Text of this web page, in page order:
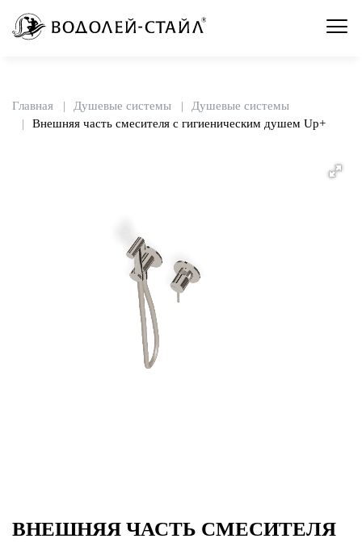
Главная Душевые системы
Душевые системы
Внешняя часть смесителя с гигиеническим душем Up+
ВНЕШНЯЯ ЧАСТЬ СМЕСИТЕЛЯ